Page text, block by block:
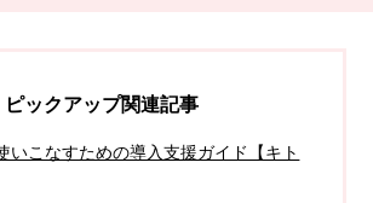
ピックアップ関連記事
いこなすための導入支援ガイド【キト